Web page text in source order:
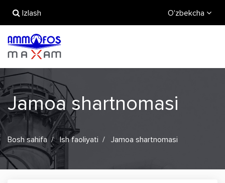
Izlash O'zbekcha
Jamoa shartnomasi
Bosh sahifa Ish faoliyati Jamoa shartnomasi